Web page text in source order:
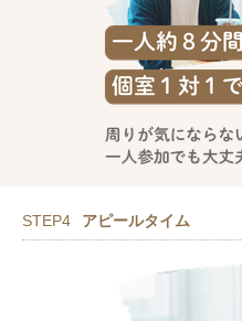
STEP4 アピールタイム